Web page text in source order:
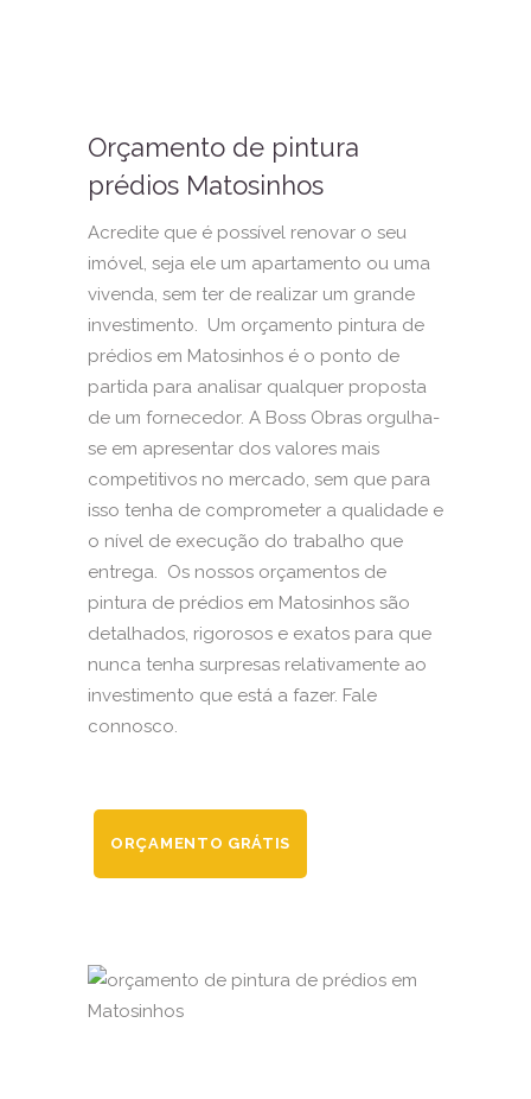
Orçamento de pintura
prédios Matosinhos
Acredite que é possível renovar o seu
imóvel, seja ele um apartamento ou uma
vivenda, sem ter de realizar um grande
investimento. Um orçamento pintura de
prédios em Matosinhos é o ponto de
partida para analisar qualquer proposta
de um fornecedor. A Boss Obras orgulha-
se em apresentar dos valores mais
competitivos no mercado, sem que para
isso tenha de comprometer a qualidade e
o nível de execução do trabalho que
entrega. Os nossos orçamentos de
pintura de prédios em Matosinhos são
detalhados, rigorosos e exatos para que
nunca tenha surpresas relativamente ao
investimento que está a fazer. Fale
connosco.
ORÇAMENTO GRÁTIS